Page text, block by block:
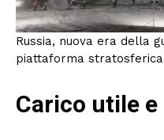
Russia, nuova era della
piattaforma stratosferica
Carico utile